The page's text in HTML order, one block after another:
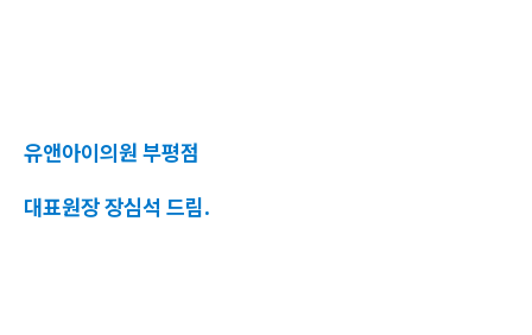
유앤아이의원 부평점
대표원장 장심석 드림.